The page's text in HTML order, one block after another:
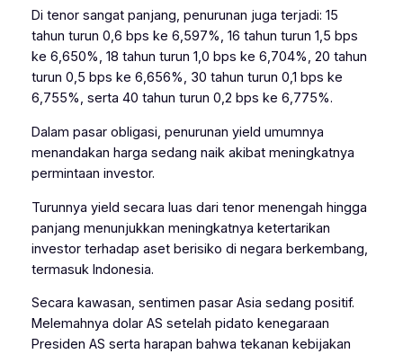
Di tenor sangat panjang, penurunan juga terjadi: 15
tahun turun 0,6 bps ke 6,597%, 16 tahun turun 1,5 bps
ke 6,650%, 18 tahun turun 1,0 bps ke 6,704%, 20 tahun
turun 0,5 bps ke 6,656%, 30 tahun turun 0,1 bps ke
6,755%, serta 40 tahun turun 0,2 bps ke 6,775%.
Dalam pasar obligasi, penurunan yield umumnya
menandakan harga sedang naik akibat meningkatnya
permintaan investor.
Turunnya yield secara luas dari tenor menengah hingga
panjang menunjukkan meningkatnya ketertarikan
investor terhadap aset berisiko di negara berkembang,
termasuk Indonesia.
Secara kawasan, sentimen pasar Asia sedang positif.
Melemahnya dolar AS setelah pidato kenegaraan
Presiden AS serta harapan bahwa tekanan kebijakan